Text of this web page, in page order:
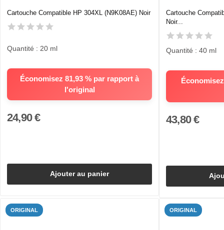
Cartouche Compatible HP 304XL (N9K08AE) Noir
Économisez 81,93 % par rapport à
l'original
Quantité : 20 ml
24,90 €
Ajouter au panier
Cartouche
Noir...
Quantité : 40 ml
43,80 €
ORIGINAL ORIGINAL